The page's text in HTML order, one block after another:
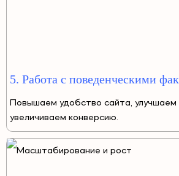
5. Работа с поведенческими
Повышаем удобство сайта, улучшаем
увеличиваем конверсию.